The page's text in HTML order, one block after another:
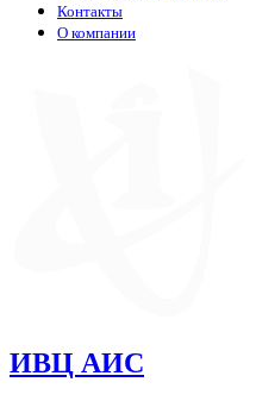
Контакты
О компании
ИВЦ АИС